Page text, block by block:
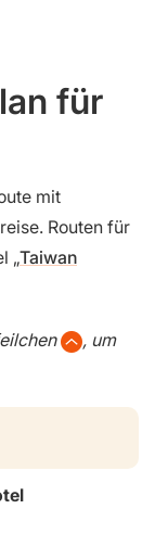
für
mit
Routen für
„Taiwan
, um